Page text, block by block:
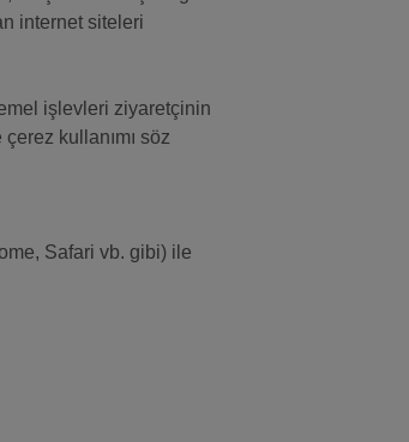
internet siteleri
işlevleri ziyaretçinin
kullanımı söz
Safari vb. gibi) ile